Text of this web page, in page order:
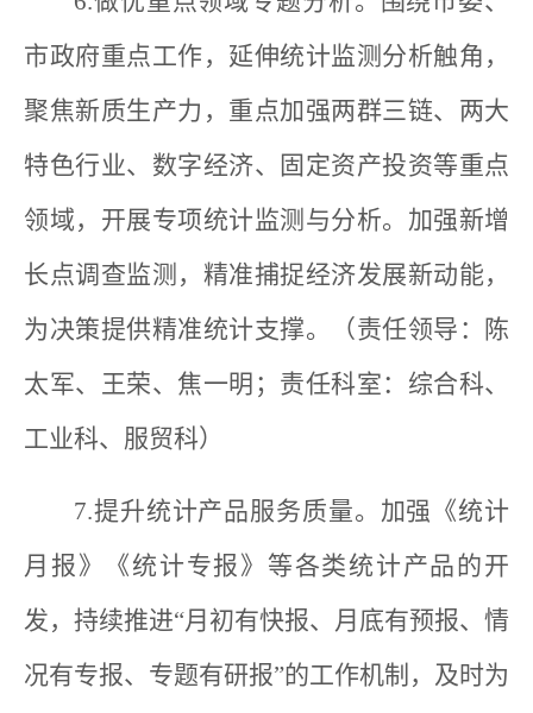
市政府重点工作，延伸统计监测分析触角，
聚焦新质生产力，重点加强两群三链、两大
特色行业、数字经济、固定资产投资等重点
领域，开展专项统计监测与分析。加强新增
长点调查监测，精准捕捉经济发展新动能，
为决策提供精准统计支撑。（责任领导：陈
太军、王荣、焦一明；责任科室：综合科、
工业科、服贸科）
7.提升统计产品服务质量。加强《统计
月报》《统计专报》等各类统计产品的开
发，持续推进“月初有快报、月底有预报、情
况有专报、专题有研报”的工作机制，及时为